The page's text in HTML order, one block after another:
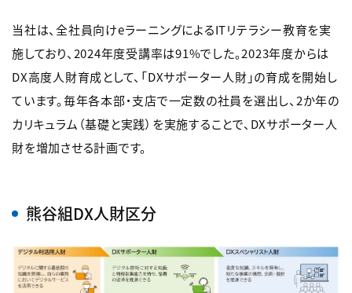
当社は、全社員向けeラーニングによるITリテラシー教育を実
施しており、2024年度受講率は91%でした。2023年度からは
DX高度人財育成として、「DXサポーター人財」の育成を開始し
ています。毎年各本部・支店で一定数の社員を選出し、2か年の
カリキュラム（基礎と実践）を実施することで、DXサポーター人
財を増加させる計画です。
熊谷組DX人財区分